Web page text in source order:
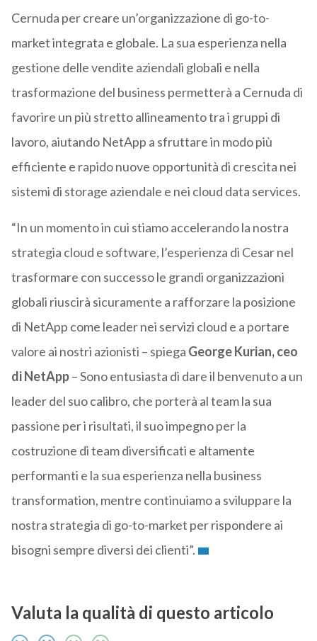
Cernuda per creare un’organizzazione di go-to-
market integrata e globale. La sua esperienza nella
gestione delle vendite aziendali globali e nella
trasformazione del business permetterà a Cernuda di
favorire un più stretto allineamento tra i gruppi di
lavoro, aiutando NetApp a sfruttare in modo più
efficiente e rapido nuove opportunità di crescita nei
sistemi di storage aziendale e nei cloud data services.
“In un momento in cui stiamo accelerando la nostra
strategia cloud e software, l’esperienza di Cesar nel
trasformare con successo le grandi organizzazioni
globali riuscirà sicuramente a rafforzare la posizione
di NetApp come leader nei servizi cloud e a portare
valore ai nostri azionisti – spiega George Kurian, ceo
di NetApp– Sono entusiasta di dare il benvenuto a un
leader del suo calibro, che porterà al team la sua
passione per i risultati, il suo impegno per la
costruzione di team diversificati e altamente
performanti e la sua esperienza nella business
transformation, mentre continuiamo a sviluppare la
nostra strategia di go-to-market per rispondere ai
bisogni sempre diversi dei clienti”.
Valuta la qualità di questo articolo